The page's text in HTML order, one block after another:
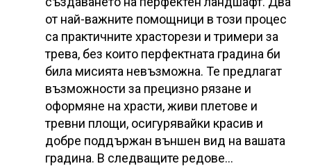
от най-важните помощници в този процес
са практичните храсторези и тримери за
трева, без които перфектната градина би
била мисията невъзможна. Те предлагат
възможности за прецизно рязане и
оформяне на храсти, живи плетове и
тревни площи, осигурявайки красив и
добре поддържан външен вид на вашата
градина. В следващите редове…